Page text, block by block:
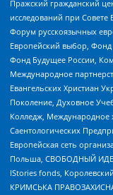
Пражский гражданский
исследований при
Форум русскоязычных
Европейский выбор,
Фонд Будущее России,
Международное
Евангельских Христиан
Поколение, Духовное
Колледж, Международное
Саентологических
Европейская сеть
Польша, СВОБОДНЫЙ
IStories fonds,
КРИМСЬКА